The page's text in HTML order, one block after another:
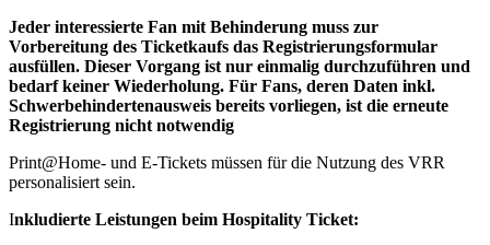
Jeder interessierte Fan mit Behinderung muss zur
Vorbereitung des Ticketkaufs das Registrierungsformular
ausfüllen. Dieser Vorgang ist nur einmalig durchzuführen und
bedarf keiner Wiederholung. Für Fans, deren Daten inkl.
Schwerbehindertenausweis bereits vorliegen, ist die erneute
Registrierung nicht notwendig
Print@Home- und E-Tickets müssen für die Nutzung des VRR
personalisiert sein.
Inkludierte Leistungen beim Hospitality Ticket: